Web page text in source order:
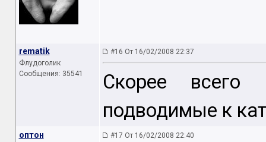
rematik
Флудоголик
Сообщения: 35541
#16 От 16/02/2008 22:37
Скорее всего
подводимые к
оптон #17 От 16/02/2008 22:40